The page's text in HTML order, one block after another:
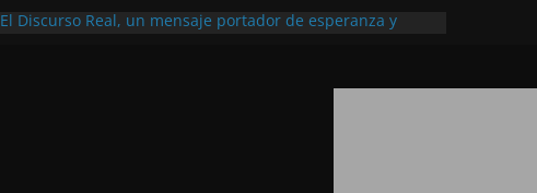
El Discurso Real, un mensaje portador de esperanza y
Extranjero: al servicio de los grandes proyectos de